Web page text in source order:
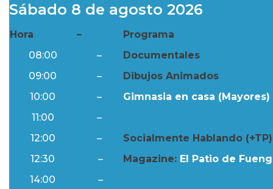
Sábado 8 de agosto 2026
Hora –
Programa
08:00
–
Documentales
09:00
–
Dibujos Animados
10:00
–
Gimnasia en casa (Mayores)
11:00
–
12:00
–
Socialmente Hablando (+TP)
12:30
– Magazine: El Patio de
14:00
–